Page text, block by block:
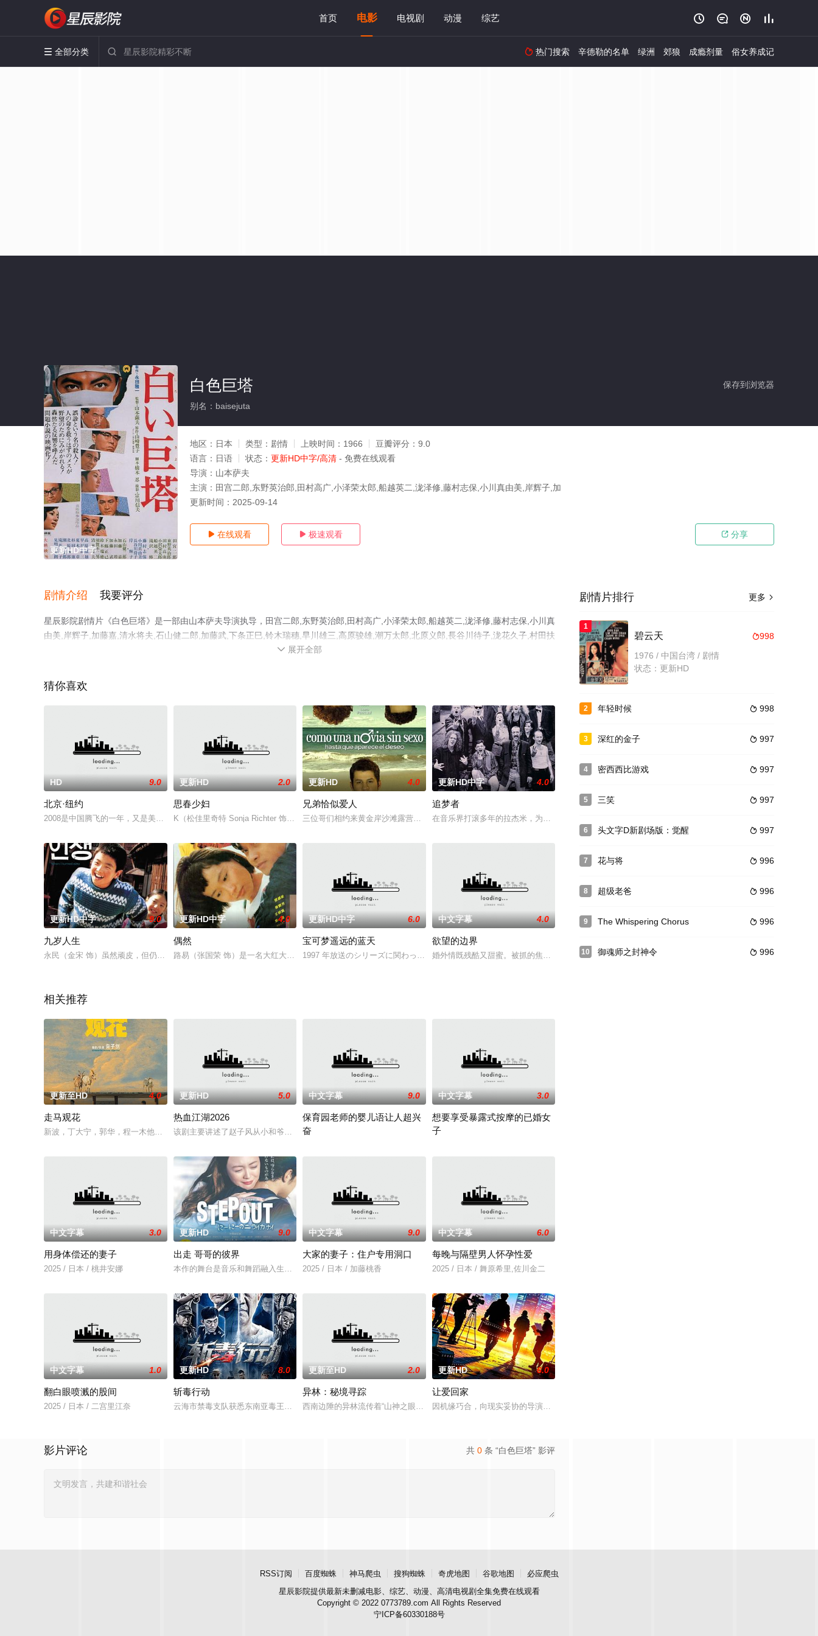
首页 电影 电视剧 动漫 综艺    
 全部分类   热门搜索 辛德勒的名单 绿洲 郊狼 成瘾剂量 俗女养成记
更新HD中字
保存到浏览器
白色巨塔
别名：baisejuta
地区： 日本 类型： 剧情 上映时间： 1966 豆瓣评分： 9.0
语言： 日语 状态： 更新HD中字/高清 - 免费在线观看
导演： 山本萨夫
主演： 田宫二郎,东野英治郎,田村高广,小泽荣太郎,船越英二,泷泽修,藤村志保,小川真由美,岸辉子,加
更新时间： 2025-09-14
 在线观看  极速观看  分享
剧情介绍 我要评分
星辰影院剧情片《白色巨塔》是一部由山本萨夫导演执导，田宫二郎,东野英治郎,田村高广,小泽荣太郎,船越英二,泷泽修,藤村志保,小川真
由美,岸辉子,加藤嘉,清水将夫,石山健二郎,加藤武,下条正巳,铃木瑞穗,早川雄三,高原骏雄,潮万太郎,北原义郎,長谷川待子,泷花久子,村田扶
实子,竹村洋介,南方伸夫,阿井美千子,岡崎夏子等演员精彩演绎的日本电影，手机免费观看高清无删减完整版电影大全就上星辰影视，更
 展开全部
猜你喜欢
HD 9.0
北京·纽约
2008是中国腾飞的一年，又是美国经济衰退的一年北京，纽约，两座城市相隔万里，迥异的文化背景下来自异乡的人们都在找寻着自己的理想与幸福。茉莉（林志玲 饰
更新HD 2.0
思春少妇
K（松佳里奇特 Sonja Richter 饰）是一名小有名气的摄影师，稳定的婚姻生活为她的职业前途奠定的稳固的基础。一个名叫马奇柯（马辛 多洛辛斯基
更新HD 4.0
兄弟恰似爱人
三位哥们相约来黄金岸沙滩露营度假，本想只过三人天地的时光，不想三人之间的关系被一个主动靠近的女人搞得……这是一部讲兄弟情深胜过男
更新HD中字 4.0
追梦者
在音乐界打滚多年的拉杰米，为实现理想决定组成一个名叫＂承诺＂的合唱团，将美国黑人灵魂音乐引入爱
更新HD中字 9.0
九岁人生
永民（金宋 饰）虽然顽皮，但仍算懂事。他每天放学去卖冰激凌赚钱就是为了给患有眼疾的母亲买一副墨镜。最终母亲还是发现了他这个秘密，他忍着委屈的泪水，任由母
更新HD中字 4.0
偶然
路易（张国荣 饰）是一名大红大紫的歌星，一次偶然中，他结识了舞蹈演员安妮塔（梅艳芳 饰），两人一见倾心犹如干柴烈火，结成了一段浪漫又刺激的露水情缘。路易
更新HD中字 6.0
宝可梦遥远的蓝天
1997 年放送のシリーズに関わっていたスタッフを迎え、サトシとピカチュウの「いつもの、特別な一日」を描く、年内最後の放送にぴったりな
中文字幕 4.0
欲望的边界
婚外情既残酷又甜蜜。被抓的焦虑反而加剧了刺激
相关推荐
更新至HD 4.0
走马观花
新波，丁大宁，郭华，程一木他们毕业于同一所大学。他们和很多年轻人一样，自以为是，敏感错弱，没有被认可的才华。他们来自不同的地方，却有一个共同的愿望“出人
更新HD 5.0
热血江湖2026
该剧主要讲述了赵子风从小和爷爷在乡下习武，长大后从乡野来到大城市寻找自己的一处立足之地。在这样一个充满快节奏、充满利益的城市，子风十分迷茫，机缘巧合下这
中文字幕 9.0
保育园老师的婴儿语让人超兴
奋
中文字幕 3.0
想要享受暴露式按摩的已婚女
子
中文字幕 3.0
用身体偿还的妻子
2025 / 日本 / 桃井安娜
更新HD 9.0
出走 哥哥的彼界
本作的舞台是音乐和舞蹈融入生活的冲绳。与母亲朱音、妹妹舞一起生活的照屋踊，憧憬舞蹈学校的丽莎，开始了舞蹈生涯。朱音为了支撑家数在酒吧工作，不擅长与人打交
中文字幕 9.0
大家的妻子：住户专用洞口
2025 / 日本 / 加藤桃香
中文字幕 6.0
每晚与隔壁男人怀孕性爱
2025 / 日本 / 舞原希里,佐川金二
中文字幕 1.0
翻白眼喷溅的股间
2025 / 日本 / 二宫里江奈
更新HD 8.0
斩毒行动
云海市禁毒支队获悉东南亚毒王廖爷将携600余公斤毒品来云交易，火速成立“斩毒行动”专案组，借调警员安迪参战。首轮毒贩阿泰交易败露被廖爷灭口，可疑人员罗杰
更新至HD 2.0
异林：秘境寻踪
西南边陲的异林流传着“山神之眼”的恐怖传说，生物系学生苏瑶与同学进山科考，却因遭遇飓风来袭而失联。救援副队长陈霖奉命带队深入丛林，一
更新HD 6.0
让爱回家
因机缘巧合，向现实妥协的导演朱达仁萌生拍一部《河南人在北京》电影的念头，在说服主编姚松、老乡韩战
共 0 条 “白色巨塔” 影评
影片评论
更多 
剧情片排行
1
998
碧云天
1976 / 中国台湾 / 剧情
状态：更新HD
2  998
年轻时候
3  997
深红的金子
4  997
密西西比游戏
5  997
三笑
6  997
头文字D新剧场版：觉醒
7  996
花与将
8  996
超级老爸
9  996
The Whispering Chorus
10  996
御魂师之封神令
RSS订阅 百度蜘蛛 神马爬虫 搜狗蜘蛛 奇虎地图 谷歌地图
必应爬虫
星辰影院提供最新未删减电影、综艺、动漫、高清电视剧全集免费在线观看
Copyright © 2022 0773789.com All Rights Reserved
宁ICP备60330188号